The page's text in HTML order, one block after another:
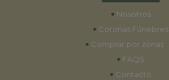
• Nosotros
• Coronas Fúnebres
• Comprar por zonas
• FAQS
• Contacto